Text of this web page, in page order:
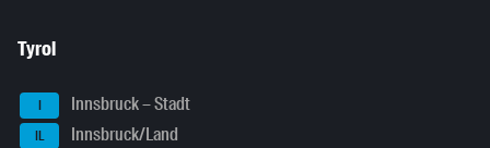
Tyrol
I Innsbruck – Stadt
IL Innsbruck/Land